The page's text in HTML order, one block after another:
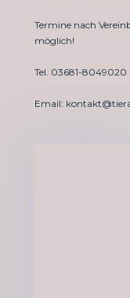
Termine nach
möglich!
Tel. 03681-8049020
Email: